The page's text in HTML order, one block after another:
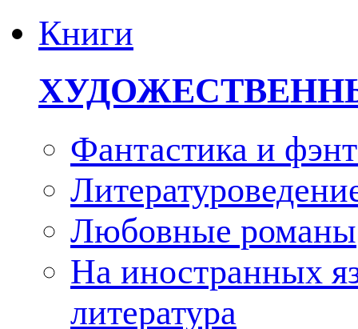
Книги
Фантастика и
Любовные романы
На иностранных
литература